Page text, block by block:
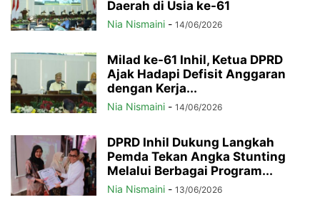
Daerah di Usia ke-61
Nia Nismaini - 14/06/2026
Milad ke-61 Inhil, Ketua DPRD
Ajak Hadapi Defisit Anggaran
dengan Kerja...
Nia Nismaini - 14/06/2026
DPRD Inhil Dukung Langkah
Pemda Tekan Angka Stunting
Melalui Berbagai Program...
Nia Nismaini - 13/06/2026